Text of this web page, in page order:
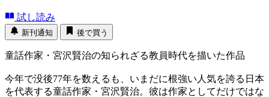
試し読み
新刊通知 後で買う
童話作家・宮沢賢治の知られざる教員時代を描いた作品
今年で没後77年を数えるも、いまだに根強い人気を誇る日本
を代表する童話作家・宮沢賢治。彼は作家としてだけではな